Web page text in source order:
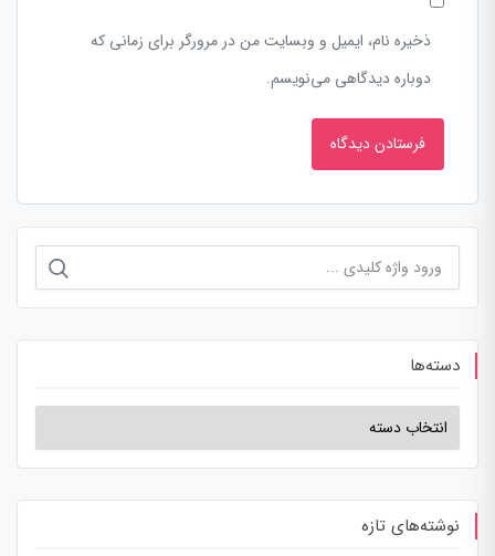
ذخیره نام، ایمیل و وبسایت من در مرورگر برای زمانی که
دوباره دیدگاهی می‌نویسم.
دسته‌ها
نوشته‌های تازه